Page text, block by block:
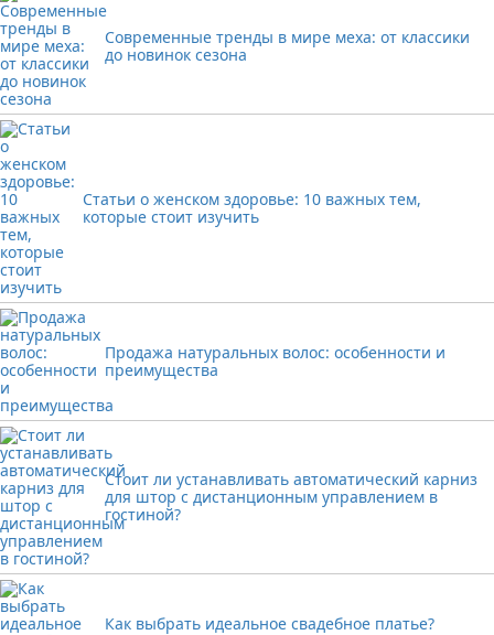
Современные тренды в мире меха: от классики
до новинок сезона
Статьи о женском здоровье: 10 важных тем,
которые стоит изучить
Продажа натуральных волос: особенности и
преимущества
Стоит ли устанавливать автоматический карниз
для штор с дистанционным управлением в
гостиной?
Как выбрать идеальное свадебное платье?